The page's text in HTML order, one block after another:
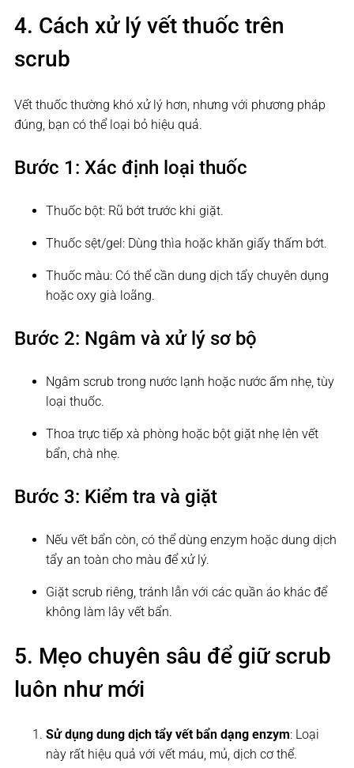
4. Cách xử lý vết thuốc trên
scrub
Vết thuốc thường khó xử lý hơn, nhưng với phương pháp
đúng, bạn có thể loại bỏ hiệu quả.
Bước 1: Xác định loại thuốc
Thuốc bột: Rũ bớt trước khi giặt.
Thuốc sệt/gel: Dùng thìa hoặc khăn giấy thấm bớt.
Thuốc màu: Có thể cần dung dịch tẩy chuyên dụng
hoặc oxy già loãng.
Bước 2: Ngâm và xử lý sơ bộ
Ngâm scrub trong nước lạnh hoặc nước ấm nhẹ, tùy
loại thuốc.
Thoa trực tiếp xà phòng hoặc bột giặt nhẹ lên vết
bẩn, chà nhẹ.
Bước 3: Kiểm tra và giặt
Nếu vết bẩn còn, có thể dùng enzym hoặc dung dịch
tẩy an toàn cho màu để xử lý.
Giặt scrub riêng, tránh lẫn với các quần áo khác để
không làm lây vết bẩn.
5. Mẹo chuyên sâu để giữ scrub
luôn như mới
Sử dụng dung dịch tẩy vết bẩn dạng enzym: Loại
này rất hiệu quả với vết máu, mủ, dịch cơ thể.